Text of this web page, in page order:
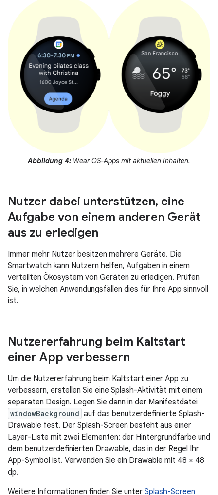
Abbildung 4: Wear OS-Apps mit aktuellen Inhalten.
Nutzer dabei unterstützen, eine
Aufgabe von einem anderen Gerät
aus zu erledigen
Immer mehr Nutzer besitzen mehrere Geräte. Die
Smartwatch kann Nutzern helfen, Aufgaben in einem
verteilten Ökosystem von Geräten zu erledigen. Prüfen
Sie, in welchen Anwendungsfällen dies für Ihre App sinnvoll
ist.
Nutzererfahrung beim Kaltstart
einer App verbessern
Um die Nutzererfahrung beim Kaltstart einer App zu
verbessern, erstellen Sie eine Splash-Aktivität mit einem
separaten Design. Legen Sie dann in der Manifestdatei
windowBackground auf das benutzerdefinierte Splash-
Drawable fest. Der Splash-Screen besteht aus einer
Layer-Liste mit zwei Elementen: der Hintergrundfarbe und
dem benutzerdefinierten Drawable, das in der Regel Ihr
App-Symbol ist. Verwenden Sie ein Drawable mit 48 × 48
dp.
Weitere Informationen finden Sie unter Splash-Screen